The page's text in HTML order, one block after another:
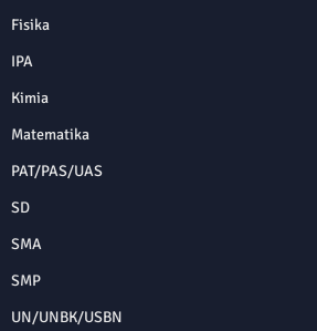
Fisika
IPA
Kimia
Matematika
PAT/PAS/UAS
SD
SMA
SMP
UN/UNBK/USBN